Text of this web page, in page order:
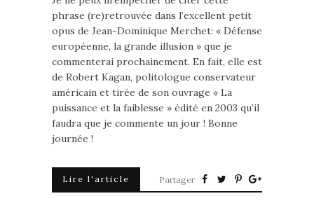
phrase (re)retrouvée dans l’excellent petit
opus de Jean-Dominique Merchet: « Défense
européenne, la grande illusion » que je
commenterai prochainement. En fait, elle est
de Robert Kagan, politologue conservateur
américain et tirée de son ouvrage « La
puissance et la faiblesse » édité en 2003 qu’il
faudra que je commente un jour ! Bonne
journée !
Lire l'article Partager